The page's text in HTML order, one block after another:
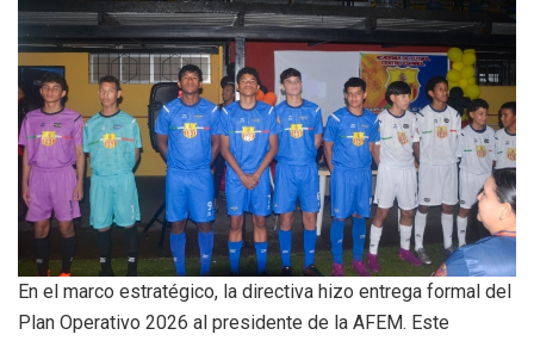
​En el marco estratégico, la directiva hizo entrega formal del
Plan Operativo 2026 al presidente de la AFEM. Este